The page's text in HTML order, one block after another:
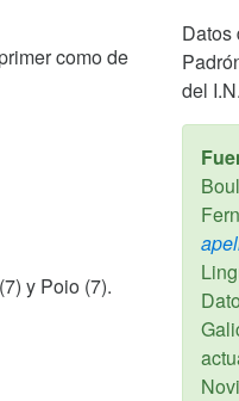
como de
y Poio (7).
Datos
del